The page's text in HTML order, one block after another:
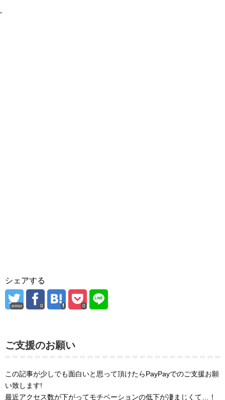
シェアする
error 0 0
ご支援のお願い
この記事が少しでも面白いと思って頂けたらPayPayでのご支援お願
い致します!
最近アクセス数が下がってモチベーションの低下が凄まじくて…！